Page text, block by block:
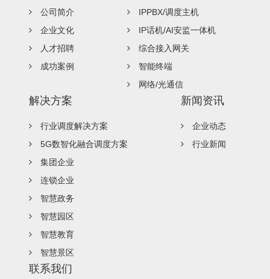
公司简介
企业文化
人才招聘
成功案例
IPPBX/调度主机
IP话机/AI安监一体机
综合接入网关
智能终端
网络/光通信
解决方案
行业调度解决方案
5G数智化融合调度方案
集团企业
连锁企业
智慧政务
智慧园区
智慧教育
智慧景区
新闻资讯
企业动态
行业新闻
联系我们